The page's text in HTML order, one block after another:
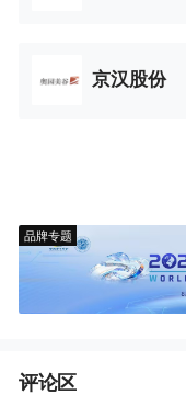
京汉股份
品牌专题
评论区